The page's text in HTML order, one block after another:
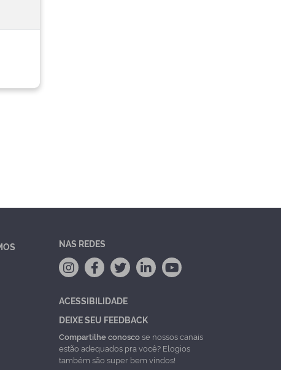
NAS REDES
ACESSIBILIDADE
DEIXE SEU FEEDBACK
Compartilhe conoscose nossos canais
estão adequados pra você? Elogios
também são super bem vindos!